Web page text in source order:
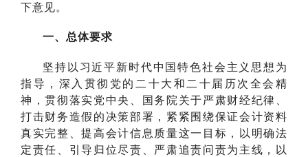
下意见。
一、总体要求
坚持以习近平新时代中国特色社会主义思想为
指导，深入贯彻党的二十大和二十届历次全会精
神，贯彻落实党中央、国务院关于严肃财经纪律、
打击财务造假的决策部署，紧紧围绕保证会计资料
真实完整、提高会计信息质量这一目标，以明确法
定责任、引导归位尽责、严肃追责问责为主线，以